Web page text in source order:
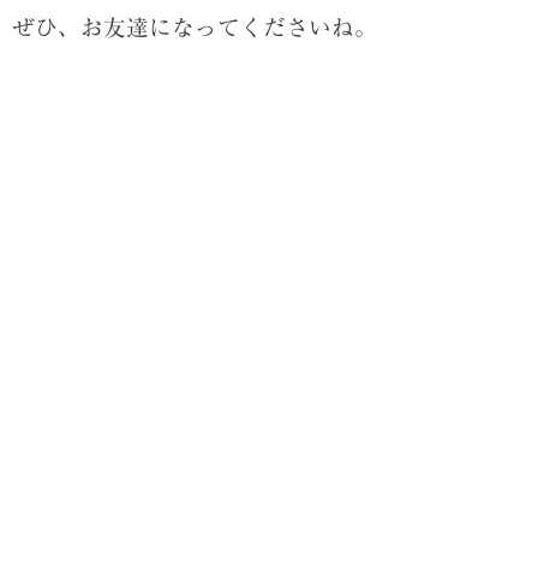
ぜひ、お友達になってくださいね。